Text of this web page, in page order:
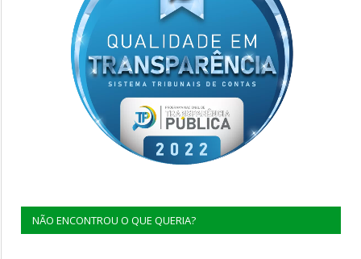
NÃO ENCONTROU O QUE QUERIA?